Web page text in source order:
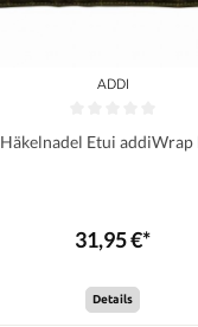
ADDI
Häkelnadel Etui addiWrap
31,95 €*
Details